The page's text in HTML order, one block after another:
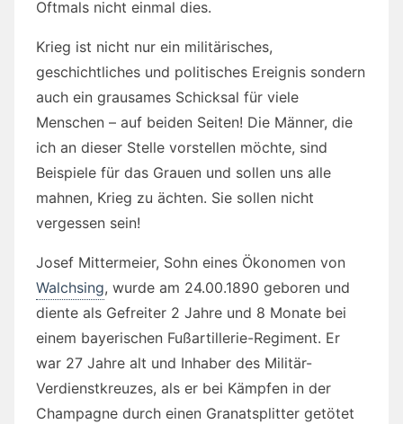
Oftmals nicht einmal dies.
Krieg ist nicht nur ein militärisches,
geschichtliches und politisches Ereignis sondern
auch ein grausames Schicksal für viele
Menschen – auf beiden Seiten! Die Männer, die
ich an dieser Stelle vorstellen möchte, sind
Beispiele für das Grauen und sollen uns alle
mahnen, Krieg zu ächten. Sie sollen nicht
vergessen sein!
Josef Mittermeier, Sohn eines Ökonomen von
Walchsing, wurde am 24.00.1890 geboren und
diente als Gefreiter 2 Jahre und 8 Monate bei
einem bayerischen Fußartillerie-Regiment. Er
war 27 Jahre alt und Inhaber des Militär-
Verdienstkreuzes, als er bei Kämpfen in der
Champagne durch einen Granatsplitter getötet